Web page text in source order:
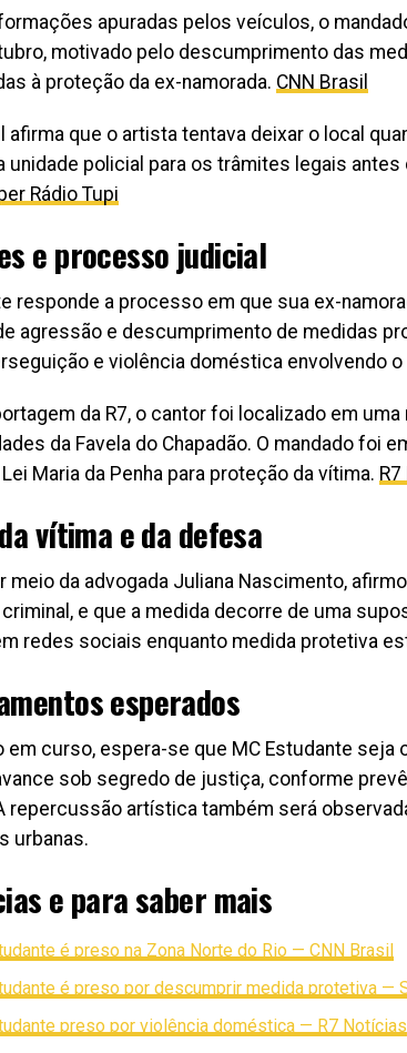
apuradas pelos veículos, o
motivado pelo descumprimento das
à proteção da ex-namorada. CNN Brasil
afirma que o artista tentava deixar o local
unidade policial para os trâmites legais
Rádio Tupi
e processo judicial
responde a processo em que sua ex-
agressão e descumprimento de medidas
e violência doméstica envolvendo o
da R7, o cantor foi localizado em uma
da Favela do Chapadão. O mandado foi
Maria da Penha para proteção da vítima.
vítima e da defesa
meio da advogada Juliana Nascimento,
e que a medida decorre de uma
redes sociais enquanto medida protetiva
esperados
em curso, espera-se que MC Estudante seja
sob segredo de justiça, conforme
repercussão artística também será
urbanas.
e para saber mais
é preso na Zona Norte do Rio — CNN Brasil
é preso por descumprir medida protetiva —
preso por violência doméstica — R7 Notícias